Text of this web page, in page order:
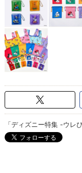
「ディズニー特集 -ウレ